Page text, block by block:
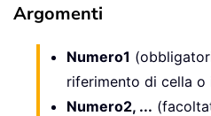
Argomenti
Numero1
riferimento di cella o
Numero2, ...